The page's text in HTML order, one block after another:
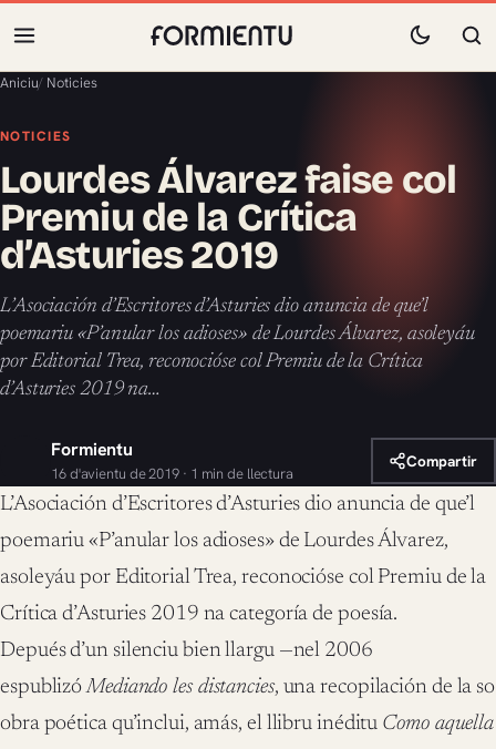
Aniciu/ Noticies
NOTICIES
Lourdes Álvarez faise col
Premiu de la Crítica
d’Asturies 2019
L’Asociación d’Escritores d’Asturies dio anuncia de que’l
poemariu «P’anular los adioses» de Lourdes Álvarez, asoleyáu
por Editorial Trea, reconocióse col Premiu de la Crítica
d’Asturies 2019 na…
Formientu
16 d'avientu de 2019 · 1 min de llectura
Compartir
L’Asociación d’Escritores d’Asturies dio anuncia de que’l
poemariu «P’anular los adioses» de Lourdes Álvarez,
asoleyáu por Editorial Trea, reconocióse col Premiu de la
Crítica d’Asturies 2019 na categoría de poesía.
Depués d’un silenciu bien llargu —nel 2006
espublizóMediando les distancies, una recopilación de la so
obra poética qu’inclui, amás, el llibru inéditu Como aquella